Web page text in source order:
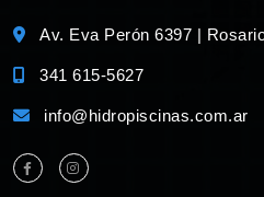
Av. Eva Perón 6397 |
341 615-5627
info@hidropiscinas.com.ar